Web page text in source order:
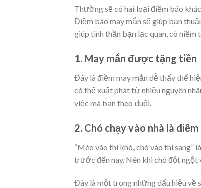
Thường sẽ có hai loại điềm báo
Điềm báo may mắn sẽ giúp bạn
giúp tinh thần bạn lạc quan, có niềm
1. May mắn được tặng tiền
Đây là điềm may mắn dễ thấy thể
có thể xuất phát từ nhiều nguyên
việc mà bạn theo đuổi.
2. Chó chạy vào nhà là điềm
“Mèo vào thì khó, chó vào thì
trước đến nay. Nên khi chó đột ngột
Đây là một trong những dấu hiệu